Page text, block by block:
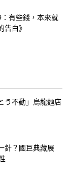
：有些錢，本來就
白》
う不動」烏龍麵店
針？國巨典藏展